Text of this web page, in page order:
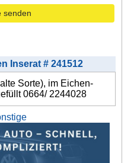
senden
Inserat # 241512
Sorte), im Eichen-
0664/ 2244028